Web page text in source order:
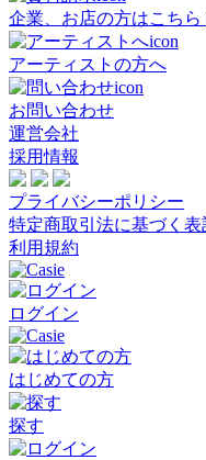
企業、お店の方はこちら
アーティストの方へ
お問い合わせ
運営会社
採用情報
プライバシーポリシー
特定商取引法に基づく表
利用規約
ログイン
はじめての方
探す